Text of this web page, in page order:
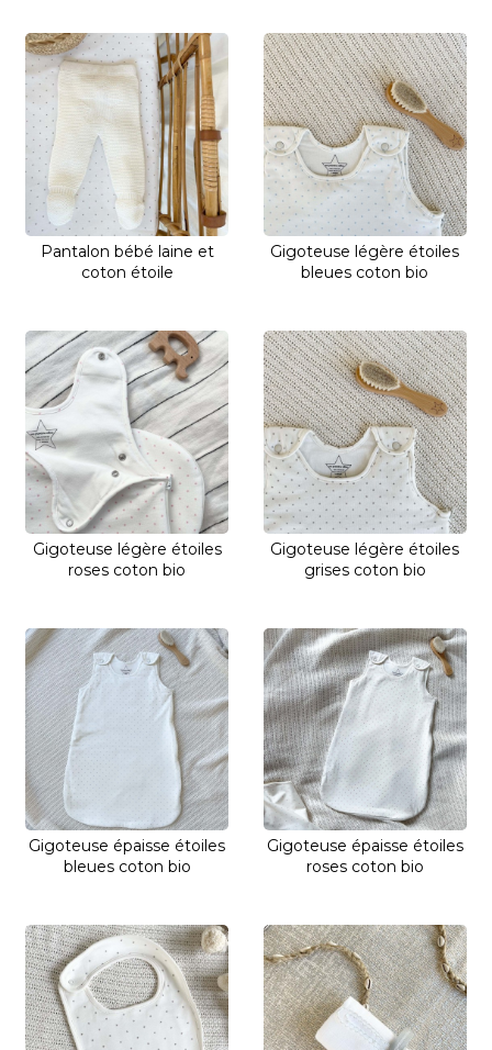
Pantalon bébé laine et
coton étoile
Gigoteuse légère étoiles
bleues coton bio
Gigoteuse légère étoiles
roses coton bio
Gigoteuse légère étoiles
grises coton bio
Gigoteuse épaisse étoiles
bleues coton bio
Gigoteuse épaisse étoiles
roses coton bio